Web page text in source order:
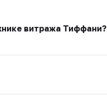
витража Тиффани?